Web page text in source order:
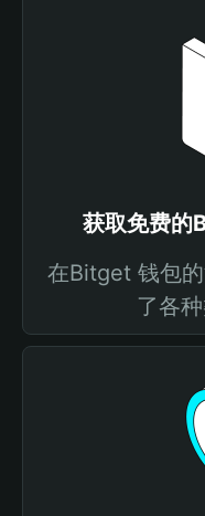
获取免费的
在Bitget 钱包
了各